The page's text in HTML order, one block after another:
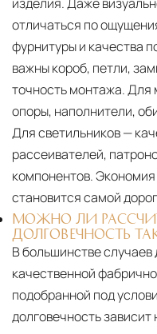
отличаться по
фурнитуры и качества
важны короб, петли,
точность монтажа.
опоры, наполнители,
Для светильников —
рассеивателей,
компонентов.
становится самой
МОЖНО ЛИ
ДОЛГОВЕЧНОСТЬ
В большинстве случаев
качественной
подобранной под
долговечность